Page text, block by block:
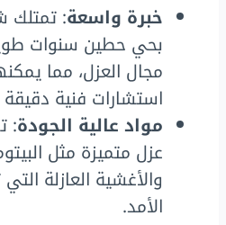
خبرة واسعة:
بحي حطين سنوات
مجال العزل، مما
استشارات فنية
مواد عالية الجودة:
عزل متميزة مثل
والأغشية العازلة
الأمد.